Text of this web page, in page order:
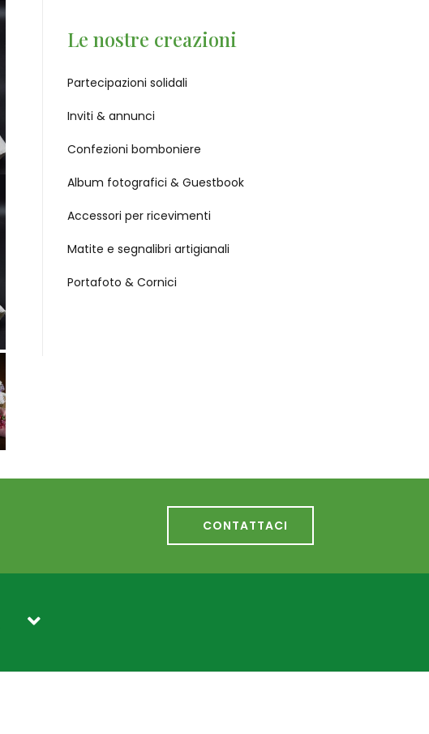
Le nostre creazioni
Partecipazioni solidali
Inviti & annunci
Confezioni bomboniere
Album fotografici & Guestbook
Accessori per ricevimenti
Matite e segnalibri artigianali
Portafoto & Cornici
CONTATTACI